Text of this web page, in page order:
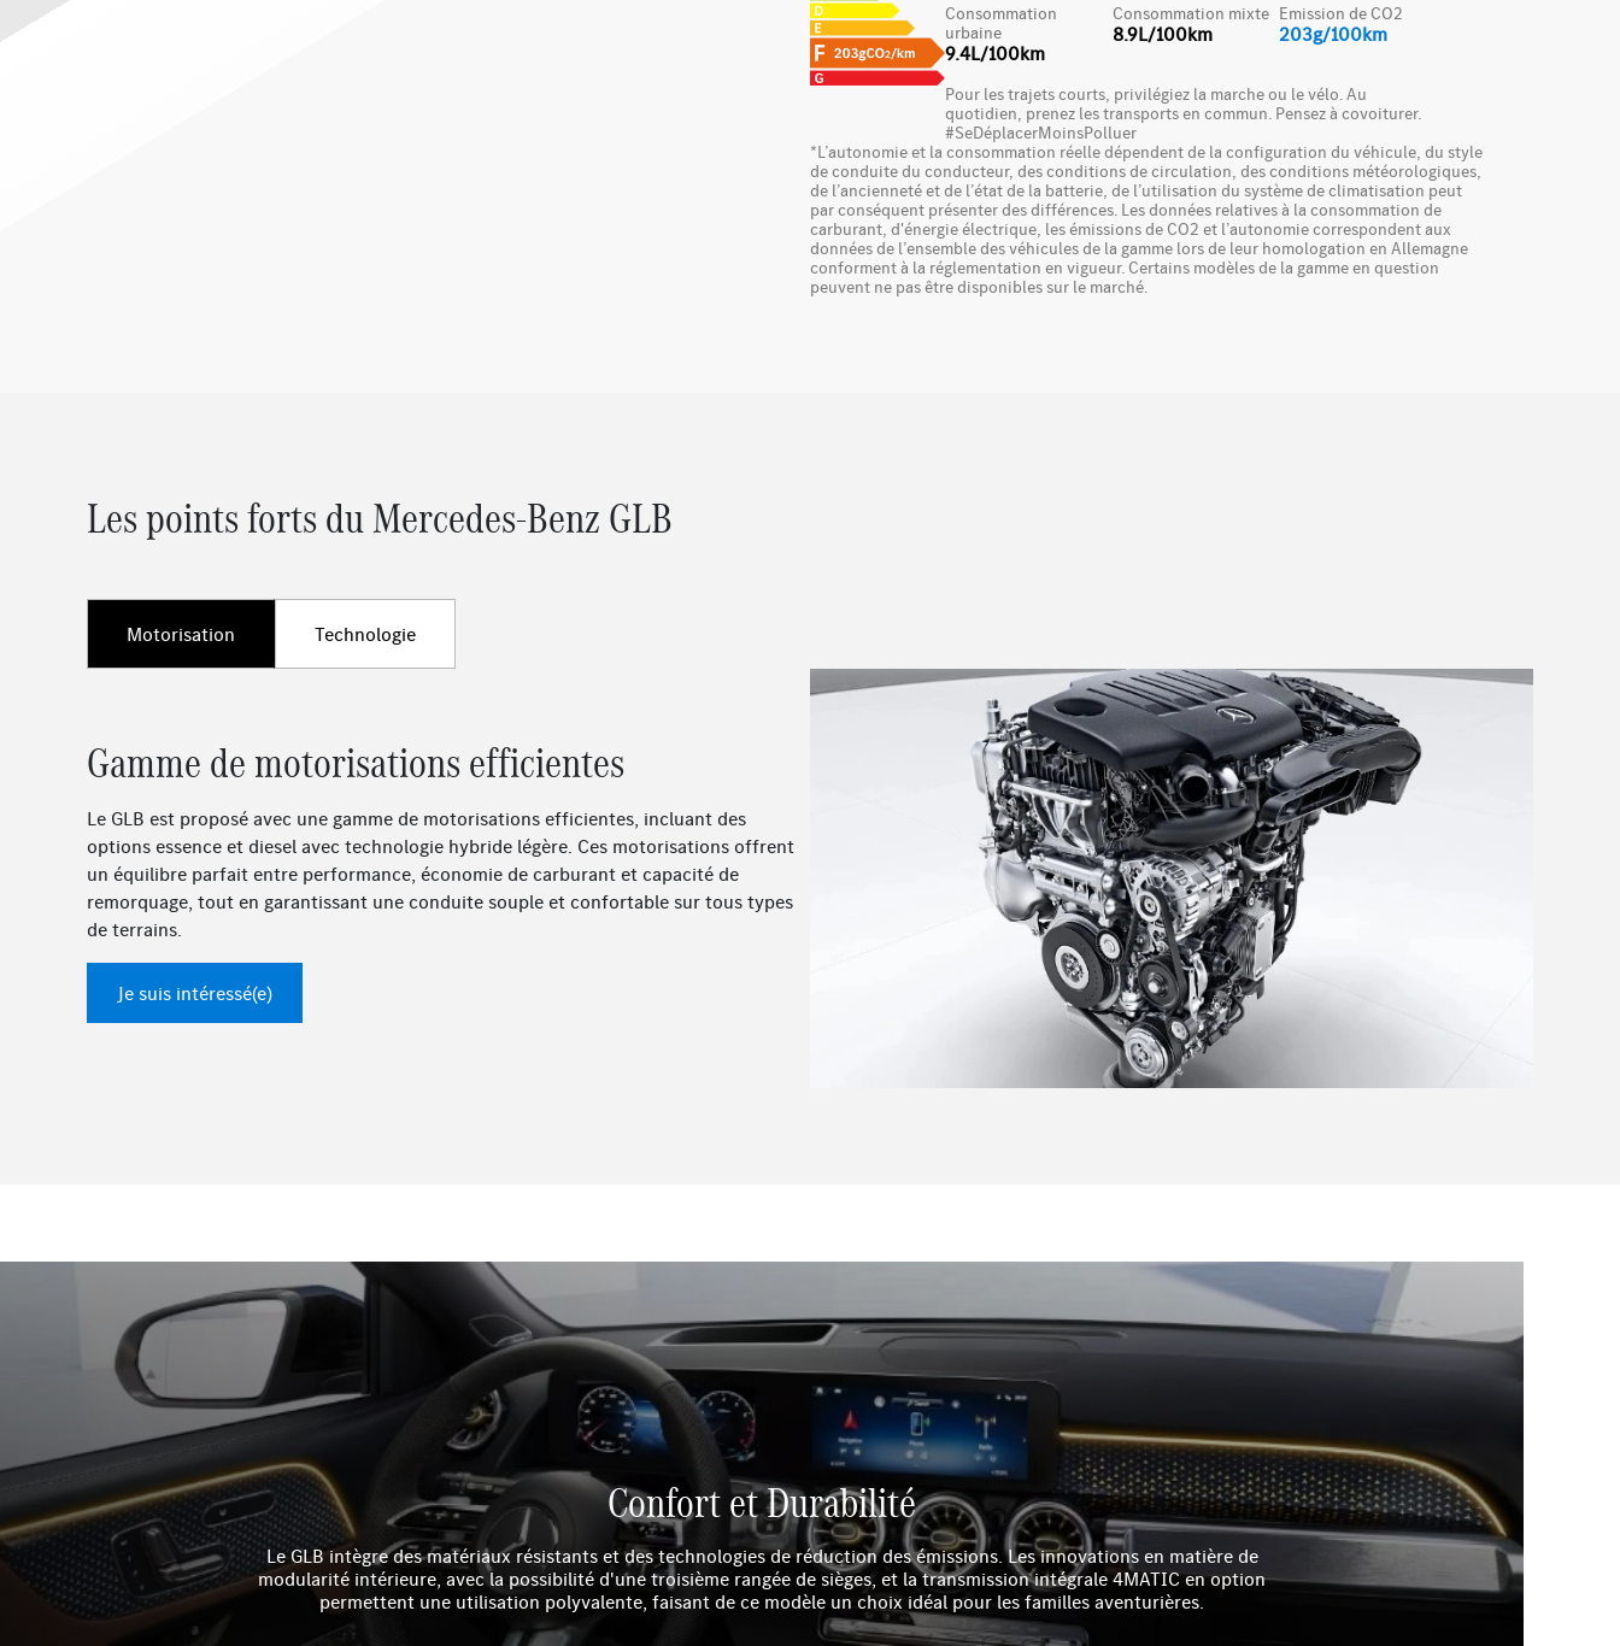
Consommation
urbaine
9.4L/100km
Consommation mixte
8.9L/100km
Emission de CO2
203g/100km
Pour les trajets courts, privilégiez la marche ou le vélo. Au
quotidien, prenez les transports en commun. Pensez à covoiturer.
#SeDéplacerMoinsPolluer
*L’autonomie et la consommation réelle dépendent de la configuration du véhicule, du style
de conduite du conducteur, des conditions de circulation, des conditions météorologiques,
de l’ancienneté et de l’état de la batterie, de l’utilisation du système de climatisation peut
par conséquent présenter des différences. Les données relatives à la consommation de
carburant, d'énergie électrique, les émissions de CO2 et l’autonomie correspondent aux
données de l’ensemble des véhicules de la gamme lors de leur homologation en Allemagne
conforment à la réglementation en vigueur. Certains modèles de la gamme en question
peuvent ne pas être disponibles sur le marché.
Les points forts du Mercedes-Benz GLB
Motorisation Technologie
Gamme de motorisations efficientes
Le GLB est proposé avec une gamme de motorisations efficientes, incluant des
options essence et diesel avec technologie hybride légère. Ces motorisations offrent
un équilibre parfait entre performance, économie de carburant et capacité de
remorquage, tout en garantissant une conduite souple et confortable sur tous types
de terrains.
Je suis intéressé(e)
Confort et Durabilité
Le GLB intègre des matériaux résistants et des technologies de réduction des émissions. Les innovations en matière de
modularité intérieure, avec la possibilité d'une troisième rangée de sièges, et la transmission intégrale 4MATIC en option
permettent une utilisation polyvalente, faisant de ce modèle un choix idéal pour les familles aventurières.